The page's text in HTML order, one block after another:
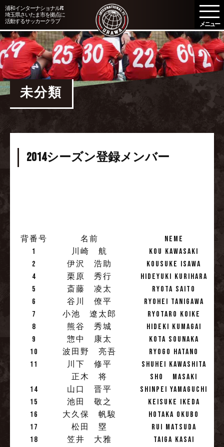
浦和インターナショナルFC
埼玉県さいたま市を拠点に
活動するサッカークラブ
メ
ニ
ュ
ー
を
開
未分類
2014シーズン登録メンバー
背番号 名前
NEME
1
川崎 航
KOU KAWASAKI
2
伊沢 浩助
KOUSUKE ISAWA
4
栗原 秀行
HIDEYUKI KURIHARA
5
斎藤 凌太
RYOTA SAITO
6
谷川 僚平
RYOHEI TANIGAWA
7
小池 遼太郎
RYOTARO KOIKE
8
熊谷 秀城
HIDEKI KUMAGAI
9
惣中 康太
KOTA SOUNAKA
10
波田野 亮吾
RYOGO HATANO
11
川下 修平
SHUHEI KAWASHITA
正木 将
SHO MASAKI
14
山口 晋平
SHINPEI YAMAGUCHI
15
池田 敬之
KEISUKE IKEDA
16
大久保 帆駿
HOTAKA OKUBO
17
松田 塁
RUI MATSUDA
18
笠井 大雅
TAIGA KASAI